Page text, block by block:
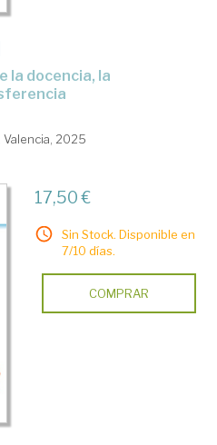
2025
17,50 €
Sin Stock. Disponible en
7/10 días.
COMPRAR